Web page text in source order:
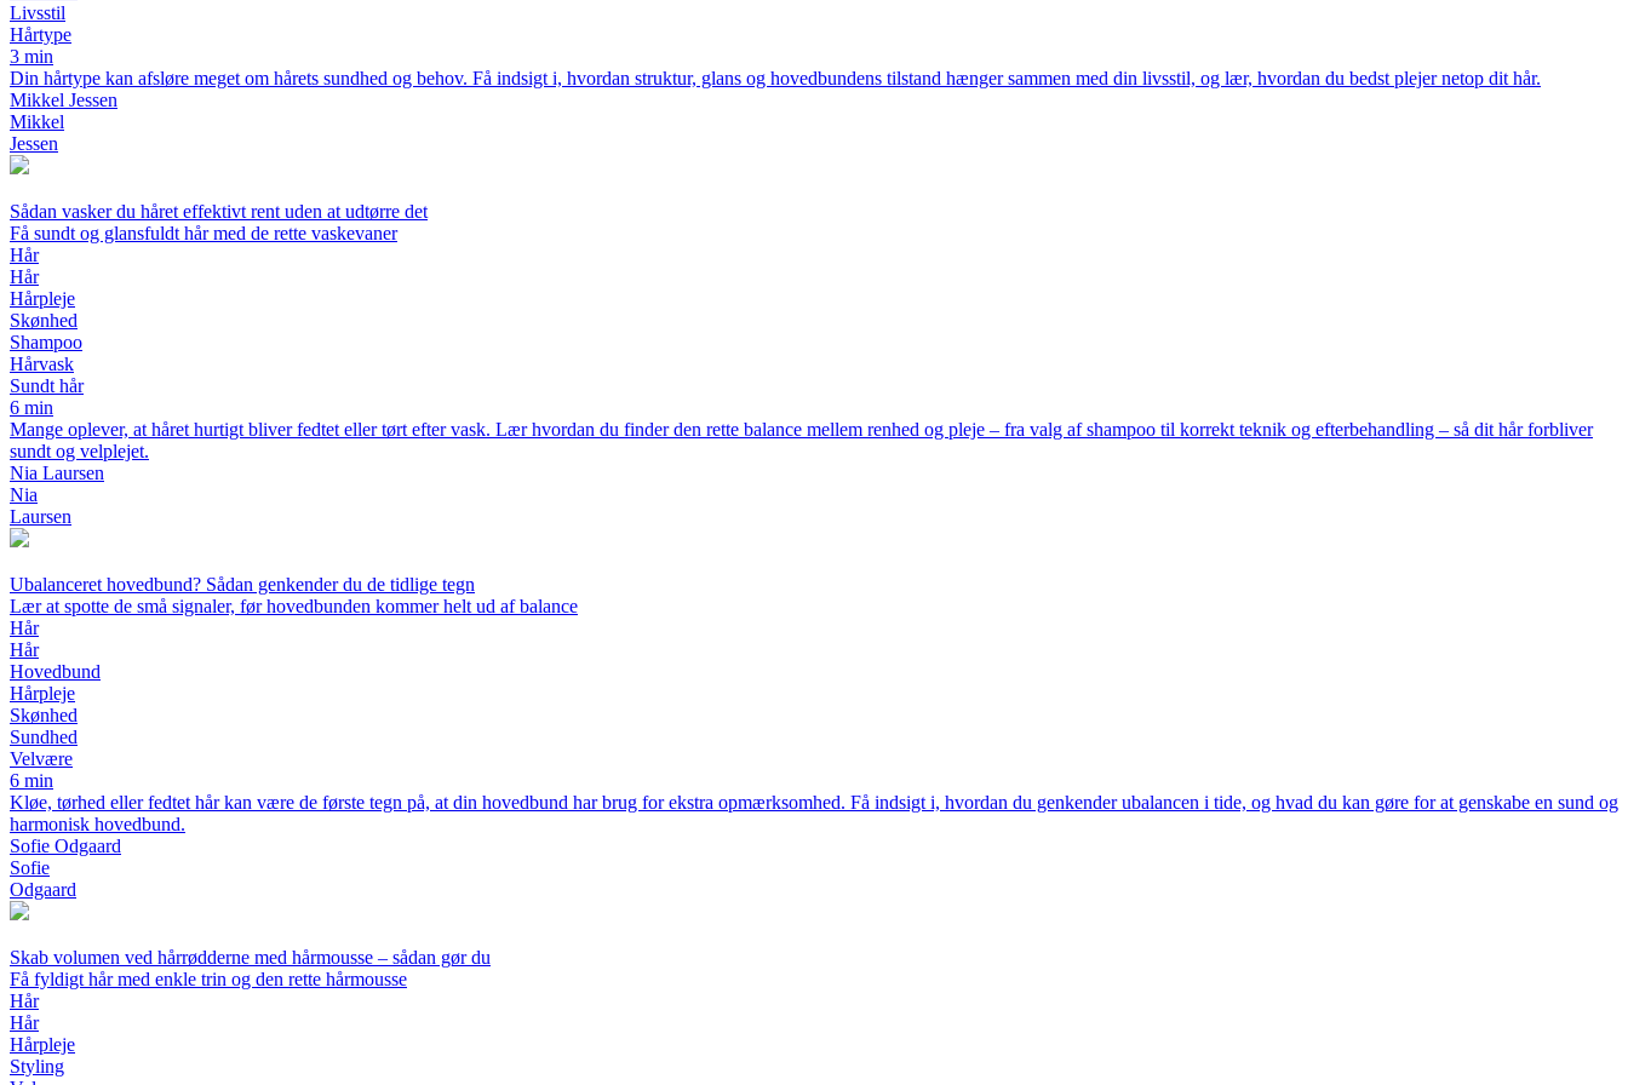
Livsstil
Hårtype
3 min
Din hårtype kan afsløre meget om hårets sundhed og behov. Få indsigt i, hvordan struktur, glans og hovedbundens tilstand hænger sammen med din livsstil, og lær, hvordan du bedst plejer netop dit hår.
Mikkel Jessen
Mikkel
Jessen
Sådan vasker du håret effektivt rent uden at udtørre det
Få sundt og glansfuldt hår med de rette vaskevaner
Hår
Hår
Hårpleje
Skønhed
Shampoo
Hårvask
Sundt hår
6 min
Mange oplever, at håret hurtigt bliver fedtet eller tørt efter vask. Lær hvordan du finder den rette balance mellem renhed og pleje – fra valg af shampoo til korrekt teknik og efterbehandling – så dit hår forbliver
sundt og velplejet.
Nia Laursen
Nia
Laursen
Ubalanceret hovedbund? Sådan genkender du de tidlige tegn
Lær at spotte de små signaler, før hovedbunden kommer helt ud af balance
Hår
Hår
Hovedbund
Hårpleje
Skønhed
Sundhed
Velvære
6 min
Kløe, tørhed eller fedtet hår kan være de første tegn på, at din hovedbund har brug for ekstra opmærksomhed. Få indsigt i, hvordan du genkender ubalancen i tide, og hvad du kan gøre for at genskabe en sund og
harmonisk hovedbund.
Sofie Odgaard
Sofie
Odgaard
Skab volumen ved hårrødderne med hårmousse – sådan gør du
Få fyldigt hår med enkle trin og den rette hårmousse
Hår
Hår
Hårpleje
Styling